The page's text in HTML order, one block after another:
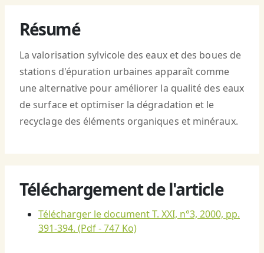
Résumé
La valorisation sylvicole des eaux et des boues de
stations d'épuration urbaines apparaît comme
une alternative pour améliorer la qualité des eaux
de surface et optimiser la dégradation et le
recyclage des éléments organiques et minéraux.
Téléchargement de l'article
Télécharger le document T. XXI, n°3, 2000, pp.
391-394. (Pdf - 747 Ko)